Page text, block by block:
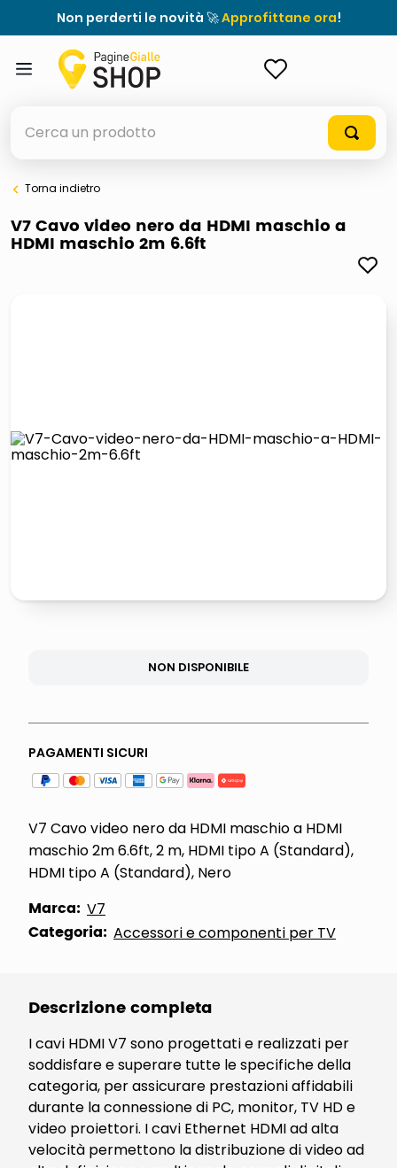
Non perderti le novità 🚀Approfittane ora!
elenchi telefonici
orologio parete
italia independent occhiali sole 0703 thin rotondo sun
pattumiera raccolta differenziata
Torna indietro
V7 Cavo video nero da HDMI maschio a
HDMI maschio 2m 6.6ft
NON DISPONIBILE
PAGAMENTI SICURI
V7 Cavo video nero da HDMI maschio a HDMI
maschio 2m 6.6ft, 2 m, HDMI tipo A (Standard),
HDMI tipo A (Standard), Nero
Marca: V7
Categoria: Accessori e componenti per TV
Descrizione completa
I cavi HDMI V7 sono progettati e realizzati per
soddisfare e superare tutte le specifiche della
categoria, per assicurare prestazioni affidabili
durante la connessione di PC, monitor, TV HD e
video proiettori. I cavi Ethernet HDMI ad alta
velocità permettono la distribuzione di video ad